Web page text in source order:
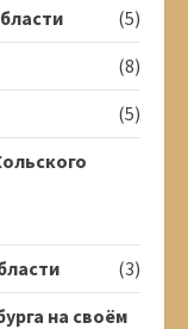
(5)
(8)
(5)
(3)
на своём